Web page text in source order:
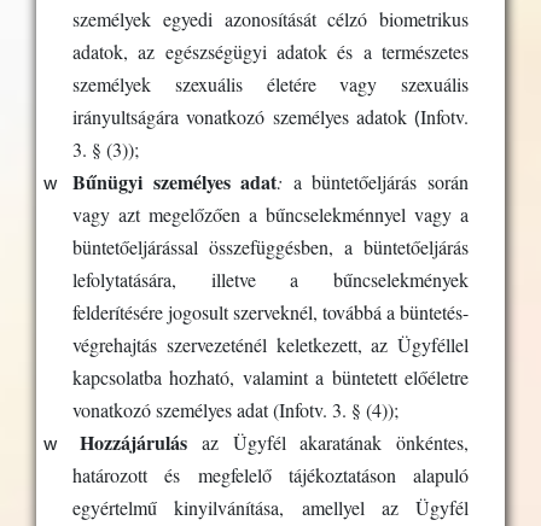
személyek egyedi azonosítását célzó biometrikus
adatok, az egészségügyi adatok és a természetes
személyek szexuális életére vagy szexuális
irányultságára vonatkozó személyes adatok (Infotv.
3. § (3));
w Bűnügyi személyes adat: a büntetőeljárás során
vagy azt megelőzően a bűncselekménnyel vagy a
büntetőeljárással összefüggésben, a büntetőeljárás
lefolytatására, illetve a bűncselekmények
felderítésére jogosult szerveknél, továbbá a büntetés-
végrehajtás szervezeténél keletkezett, az Ügyféllel
kapcsolatba hozható, valamint a büntetett előéletre
vonatkozó személyes adat (Infotv. 3. § (4));
w Hozzájárulás az Ügyfél akaratának önkéntes,
határozott és megfelelő tájékoztatáson alapuló
egyértelmű kinyilvánítása, amellyel az Ügyfél